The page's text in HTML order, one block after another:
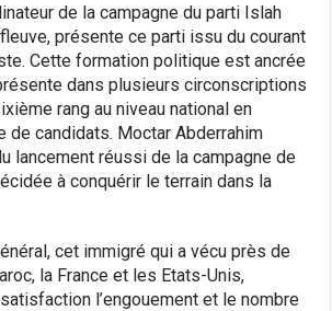
de la campagne du parti Islah
présente ce parti issu du courant
Cette formation politique est ancrée
dans plusieurs circonscriptions
rang au niveau national en
de candidats. Moctar Abderrahim
lancement réussi de la campagne de
à conquérir le terrain dans la
cet immigré qui a vécu près de
la France et les Etats-Unis,
l’engouement et le nombre